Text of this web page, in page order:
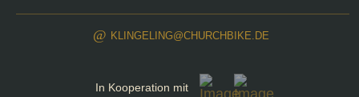
KLINGELING@CHURCHBIKE.DE
In Kooperation mit